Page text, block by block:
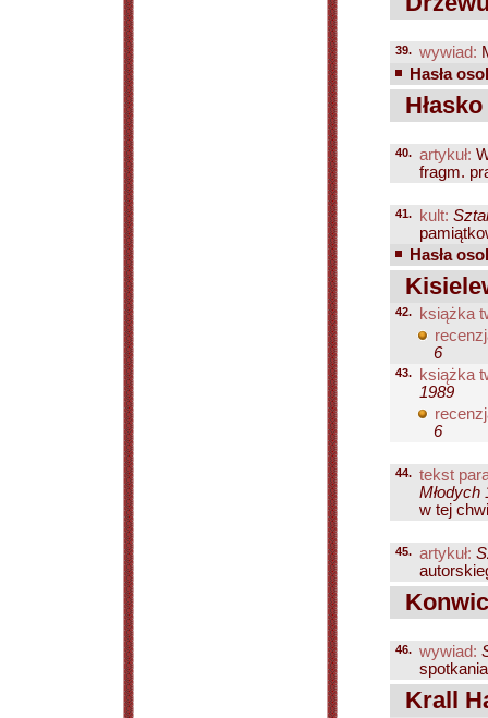
39. wywiad:
Hasła
40. artykuł:
fragm.
41. kult:
Hasła
42.
książka
6
43.
książka
1989
6
44. tekst
Młodych
w tej
45. artykuł:
46. wywiad:
Krall